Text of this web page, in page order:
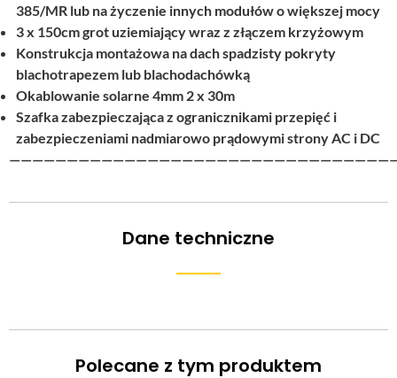
385/MR lub na życzenie innych modułów o większej mocy
3 x 150cm grot uziemiający wraz z złączem krzyżowym
Konstrukcja montażowa na dach spadzisty pokryty
blachotrapezem lub blachodachówką
Okablowanie solarne 4mm 2 x 30m
Szafka zabezpieczająca z ogranicznikami przepięć i
zabezpieczeniami nadmiarowo prądowymi strony AC i DC
Dane techniczne
Polecane z tym produktem